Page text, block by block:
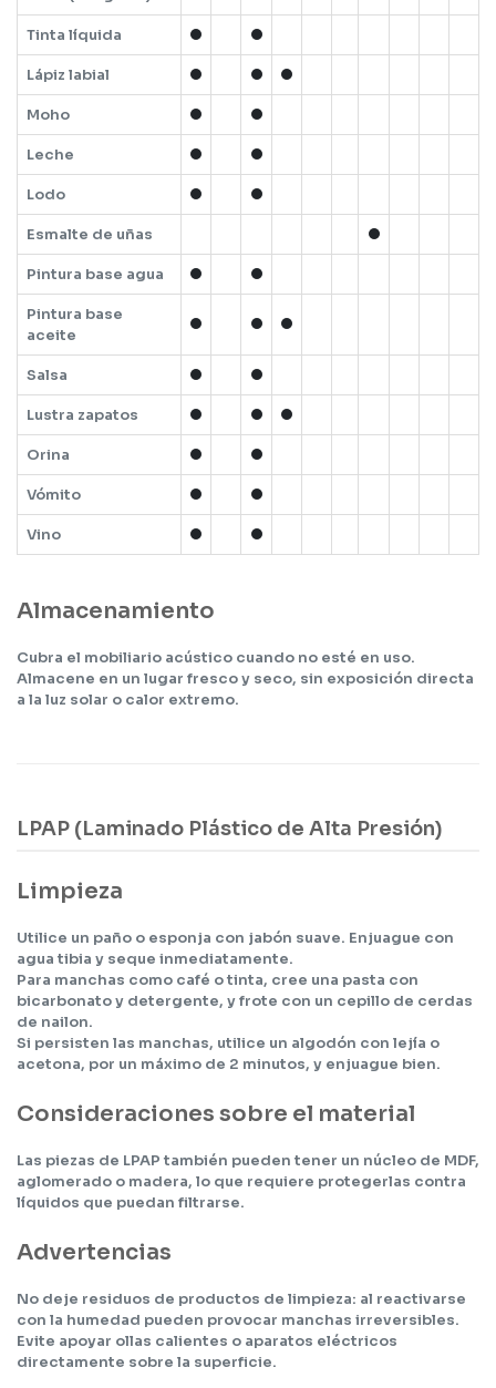
Tinta líquida
Lápiz labial
Moho
Leche
Lodo
Esmalte de uñas
Pintura base agua
Pintura base
aceite
Salsa
Lustra zapatos
Orina
Vómito
Vino
Almacenamiento
Cubra el mobiliario acústico cuando no esté en uso.
Almacene en un lugar fresco y seco, sin exposición directa
a la luz solar o calor extremo.
LPAP (Laminado Plástico de Alta Presión)
Limpieza
Utilice un paño o esponja con jabón suave. Enjuague con
agua tibia y seque inmediatamente.
Para manchas como café o tinta, cree una pasta con
bicarbonato y detergente, y frote con un cepillo de cerdas
de nailon.
Si persisten las manchas, utilice un algodón con lejía o
acetona, por un máximo de 2 minutos, y enjuague bien.
Consideraciones sobre el material
Las piezas de LPAP también pueden tener un núcleo de MDF,
aglomerado o madera, lo que requiere protegerlas contra
líquidos que puedan filtrarse.
Advertencias
No deje residuos de productos de limpieza: al reactivarse
con la humedad pueden provocar manchas irreversibles.
Evite apoyar ollas calientes o aparatos eléctricos
directamente sobre la superficie.